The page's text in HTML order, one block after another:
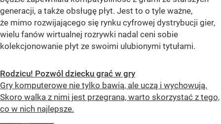
generacji, a także obsługę płyt. Jest to o tyle ważne,
że mimo rozwijającego się rynku cyfrowej dystrybucji gier,
wielu fanów wirtualnej rozrywki nadal ceni sobie
kolekcjonowanie płyt ze swoimi ulubionymi tytułami.
Rodzicu! Pozwól dziecku grać w gry
Gry komputerowe nie tylko bawią, ale uczą i wychowują.
Skoro walka z nimi jest przegrana, warto skorzystać z tego,
co w nich najlepsze.